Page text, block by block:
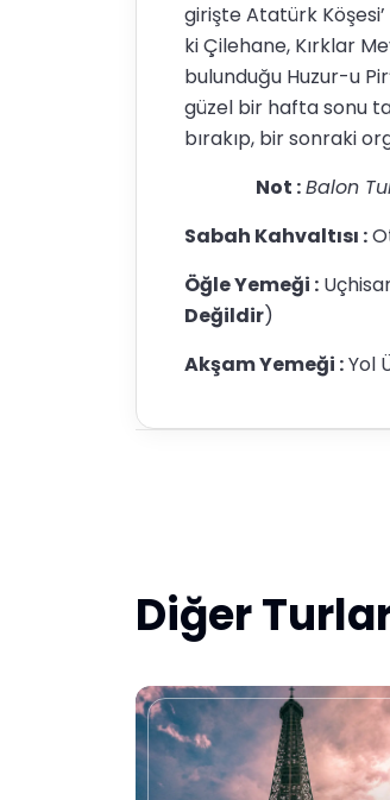
girişte Atatürk Köşesi’
ki Çilehane, Kırklar
bulunduğu Huzur-u
güzel bir hafta sonu
bırakıp, bir sonraki
Not :Balon
Sabah Kahvaltısı :
Öğle Yemeği :
Değildir)
Akşam Yemeği :Yol
Diğer